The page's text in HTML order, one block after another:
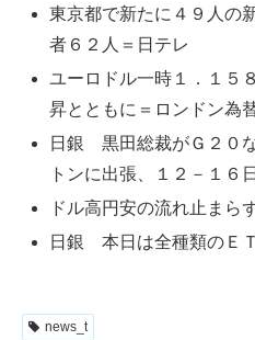
東京都で新たに４９人の
者６２人＝日テレ
ユーロドル一時１．１５
昇とともに＝ロンドン為
日銀 黒田総裁がＧ２０
トンに出張、１２－１６日
ドル高円安の流れ止まら
日銀 本日は全種類のＥ
news_t